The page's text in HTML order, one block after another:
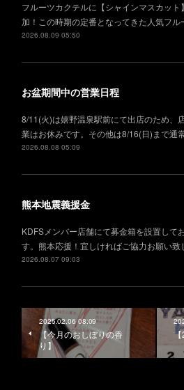
フルーツカクテルに【シャインマスカット
加！この時期の定番となってきた人気フ
2026.08.09 05:50
お盆期間中の営業日程
8/11(火)は嬉野温泉駅前にて出店のため、
業はお休みです。その他は8/16(日)まで通
2026.08.08 05:09
熊本地震義援金
KDFSメンバー店舗にて募金箱を設置して
す。熊本応援！宜しければご協力お願い
2026.08.07 09:03
2025.02.06 08:09
【今月のおしぼりの香
り】